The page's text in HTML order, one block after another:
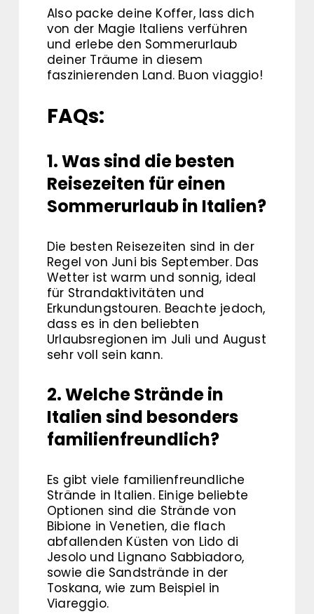
Also packe deine Koffer, lass dich
von der Magie Italiens verführen
und erlebe den Sommerurlaub
deiner Träume in diesem
faszinierenden Land. Buon viaggio!
FAQs:
1. Was sind die besten
Reisezeiten für einen
Sommerurlaub in Italien?
Die besten Reisezeiten sind in der
Regel von Juni bis September. Das
Wetter ist warm und sonnig, ideal
für Strandaktivitäten und
Erkundungstouren. Beachte jedoch,
dass es in den beliebten
Urlaubsregionen im Juli und August
sehr voll sein kann.
2. Welche Strände in
Italien sind besonders
familienfreundlich?
Es gibt viele familienfreundliche
Strände in Italien. Einige beliebte
Optionen sind die Strände von
Bibione in Venetien, die flach
abfallenden Küsten von Lido di
Jesolo und Lignano Sabbiadoro,
sowie die Sandstrände in der
Toskana, wie zum Beispiel in
Viareggio.